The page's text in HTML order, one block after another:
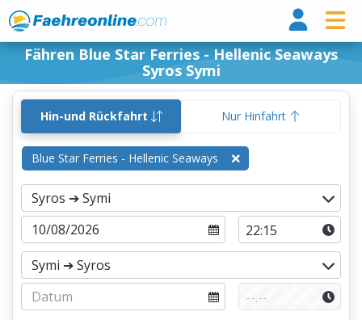
Fähren Blue Star Ferries - Hellenic Seaways
Syros Symi
Hin-und Rückfahrt Nur Hinfahrt
Blue Star Ferries - Hellenic Seaways